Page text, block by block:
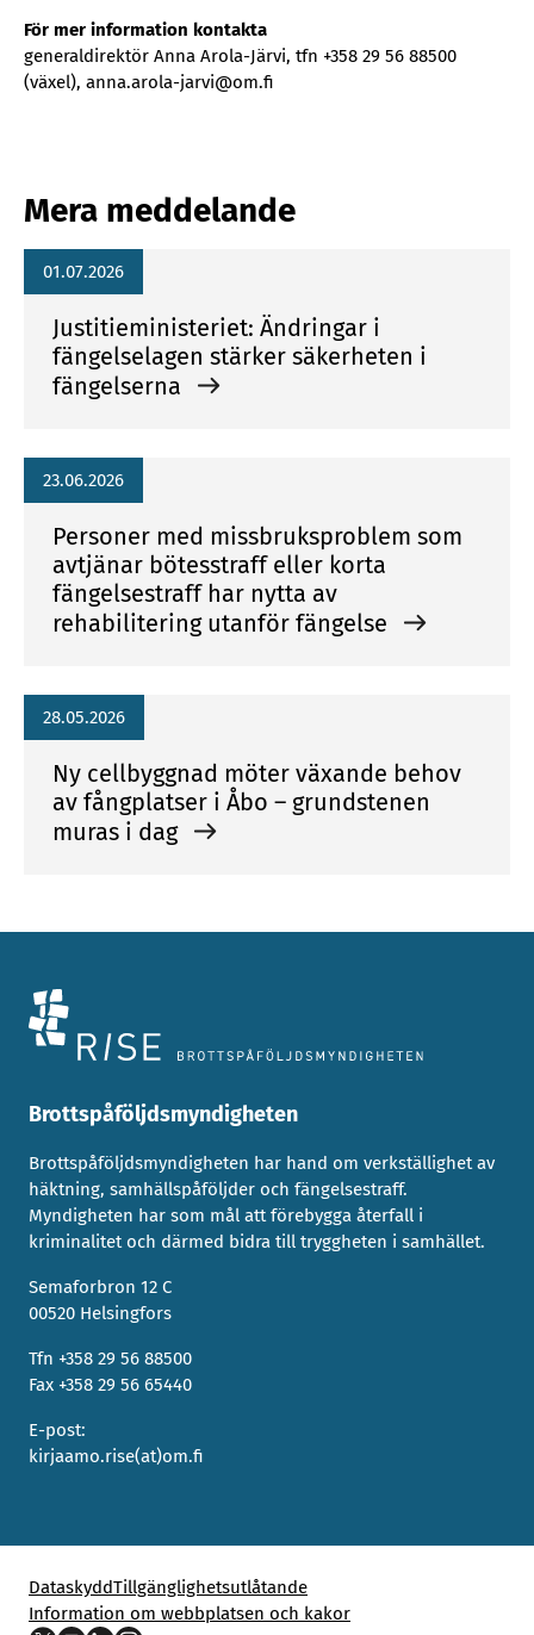
För mer information kontakta
generaldirektör Anna Arola-Järvi, tfn +358 29 56 88500
(växel), anna.arola-jarvi@om.fi
Mera meddelande
01.07.2026
Justitieministeriet: Ändringar i
fängelselagen stärker säkerheten i
fängelserna
23.06.2026
Personer med missbruksproblem som
avtjänar bötesstraff eller korta
fängelsestraff har nytta av
rehabilitering utanför fängelse
28.05.2026
Ny cellbyggnad möter växande behov
av fångplatser i Åbo – grundstenen
muras i dag
Brottspåföljdsmyndigheten
Brottspåföljdsmyndigheten har hand om verkställighet av
häktning, samhällspåföljder och fängelsestraff.
Myndigheten har som mål att förebygga återfall i
kriminalitet och därmed bidra till tryggheten i samhället.
Semaforbron 12 C
00520 Helsingfors
Tfn +358 29 56 88500
Fax +358 29 56 65440
E-post:
kirjaamo.rise(at)om.fi
DataskyddTillgänglighetsutlåtande
Information om webbplatsen och kakor